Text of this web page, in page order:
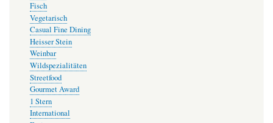
Fisch
Vegetarisch
Casual Fine Dining
Heisser Stein
Weinbar
Wildspezialitäten
Streetfood
Gourmet Award
1 Stern
International